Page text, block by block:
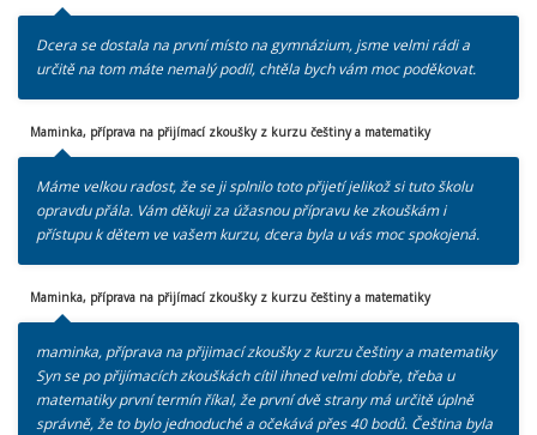
Dcera se dostala na první místo na gymnázium, jsme velmi rádi a
určitě na tom máte nemalý podíl, chtěla bych vám moc poděkovat.
Maminka, příprava na přijímací zkoušky z kurzu češtiny a matematiky
Máme velkou radost, že se ji splnilo toto přijetí jelikož si tuto školu
opravdu přála. Vám děkuji za úžasnou přípravu ke zkouškám i
přístupu k dětem ve vašem kurzu, dcera byla u vás moc spokojená.
Maminka, příprava na přijímací zkoušky z kurzu češtiny a matematiky
maminka, příprava na přijimací zkoušky z kurzu češtiny a matematiky
Syn se po přijímacích zkouškách cítil ihned velmi dobře, třeba u
matematiky první termín říkal, že první dvě strany má určitě úplně
správně, že to bylo jednoduché a očekává přes 40 bodů. Čeština byla